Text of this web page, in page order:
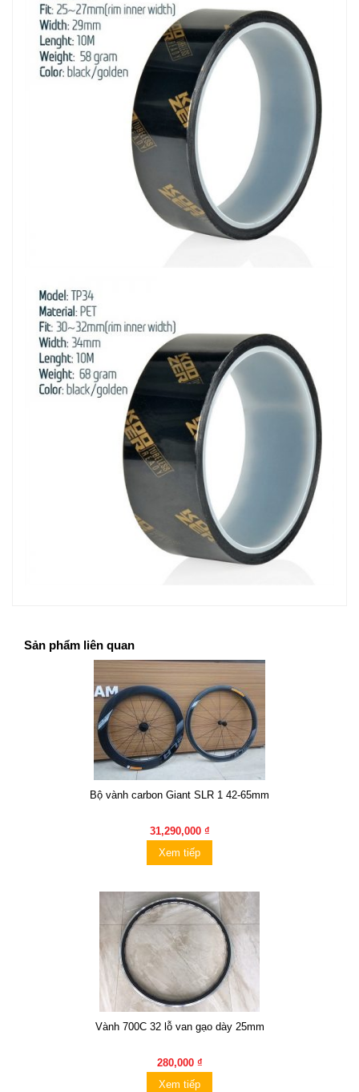
Sản phẩm liên quan
Bộ vành carbon Giant SLR 1 42-65mm
31,290,000 ₫
Xem tiếp
Vành 700C 32 lỗ van gạo dày 25mm
280,000 ₫
Xem tiếp